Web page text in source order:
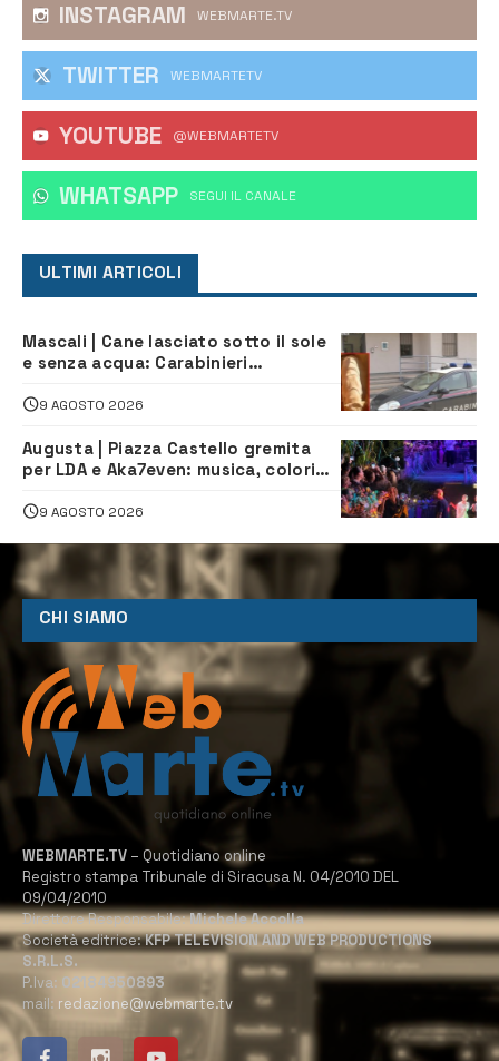
INSTAGRAM WEBMARTE.TV
TWITTER WEBMARTETV
YOUTUBE @WEBMARTETV
WHATSAPP ‎SEGUI IL CANALE
ULTIMI ARTICOLI
Mascali | Cane lasciato sotto il sole
e senza acqua: Carabinieri
9 AGOSTO 2026
Augusta | Piazza Castello gremita
per LDA e Aka7even: musica, colori
9 AGOSTO 2026
CHI SIAMO
WEBMARTE.TV – Quotidiano online
Registro stampa Tribunale di Siracusa N. 04/2010 DEL
09/04/2010
Direttore Responsabile:Michele Accolla
Società editrice:KFP TELEVISION AND WEB PRODUCTIONS
S.R.L.S.
P.Iva: 02184950893
mail: redazione@webmarte.tv